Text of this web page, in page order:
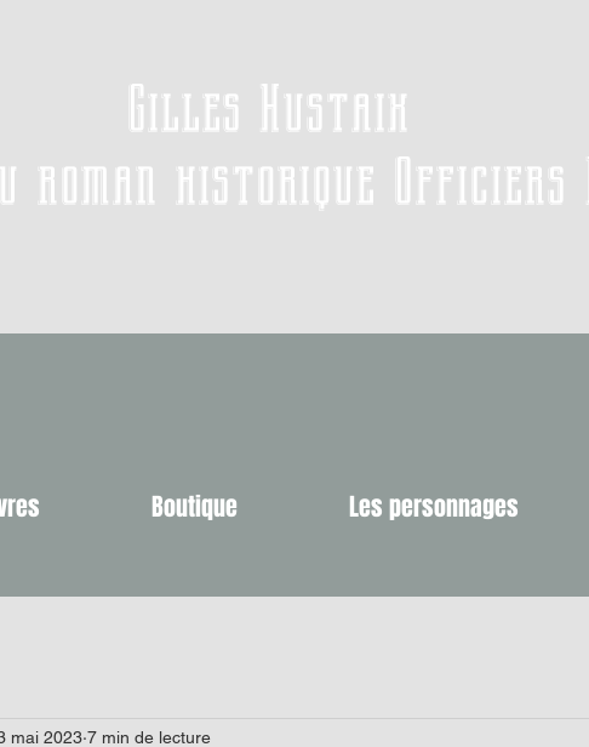
Gilles Hustaix
roman historique Officiers
Boutique Les personnages
mai 2023 7 min de lecture